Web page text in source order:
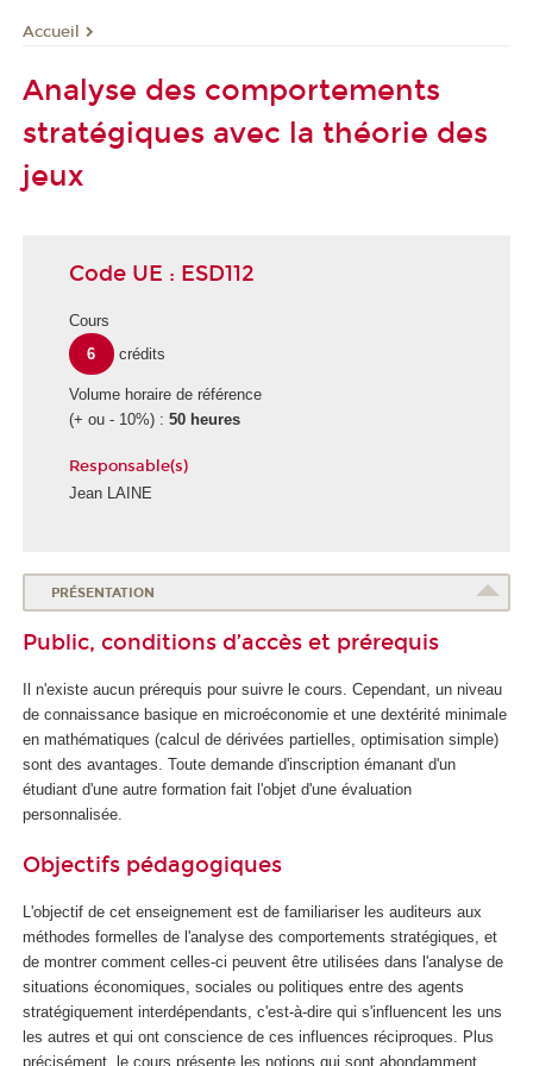
Accueil
Analyse des comportements
stratégiques avec la théorie des
jeux
Code UE : ESD112
Cours
6
crédits
Volume horaire de référence
(+ ou - 10%) : 50 heures
Responsable(s)
Jean LAINE
PRÉSENTATION
Public, conditions d’accès et prérequis
Il n'existe aucun prérequis pour suivre le cours. Cependant, un niveau
de connaissance basique en microéconomie et une dextérité minimale
en mathématiques (calcul de dérivées partielles, optimisation simple)
sont des avantages. Toute demande d'inscription émanant d'un
étudiant d'une autre formation fait l'objet d'une évaluation
personnalisée.
Objectifs pédagogiques
L'objectif de cet enseignement est de familiariser les auditeurs aux
méthodes formelles de l'analyse des comportements stratégiques, et
de montrer comment celles-ci peuvent être utilisées dans l'analyse de
situations économiques, sociales ou politiques entre des agents
stratégiquement interdépendants, c'est-à-dire qui s'influencent les uns
les autres et qui ont conscience de ces influences réciproques. Plus
précisément, le cours présente les notions qui sont abondamment